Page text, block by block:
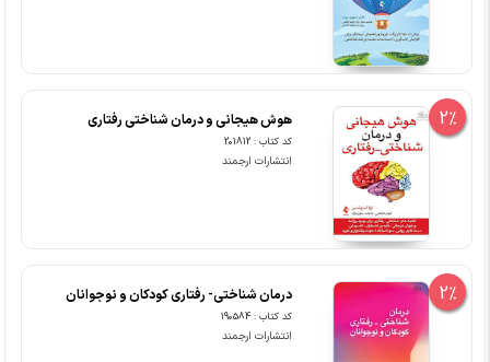
2% هوش هیجانی و درمان شناختی رفتاری
کد کتاب : 201812
انتشارات ارجمند
2% درمان شناختی- رفتاری کودکان و نوجوانان
کد کتاب : 190584
انتشارات ارجمند